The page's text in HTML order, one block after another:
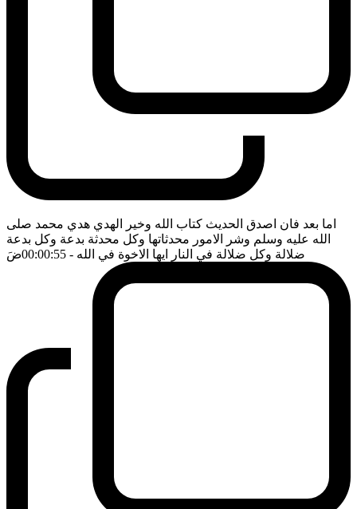
اما بعد فان اصدق الحديث كتاب الله وخير الهدي هدي محمد صلى
الله عليه وسلم وشر الامور محدثاتها وكل محدثة بدعة وكل بدعة
ضلالة وكل ضلالة في النار ايها الاخوة في الله - 00:00:55 ضَ